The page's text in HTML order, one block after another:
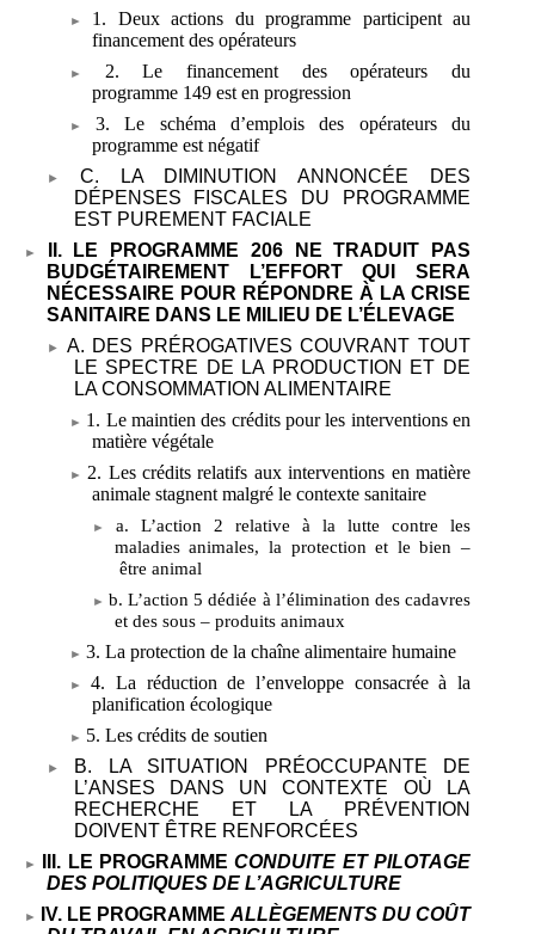
1. Deux actions du programme participent au
financement des opérateurs
2. Le financement des opérateurs du
programme 149 est en progression
3. Le schéma d’emplois des opérateurs du
programme est négatif
C. LA DIMINUTION ANNONCÉE DES
DÉPENSES FISCALES DU PROGRAMME
EST PUREMENT FACIALE
II. LE PROGRAMME
206 NE TRADUIT PAS
BUDGÉTAIREMENT L’EFFORT QUI SERA
NÉCESSAIRE POUR RÉPONDRE À LA CRISE
SANITAIRE DANS LE MILIEU DE L’ÉLEVAGE
A. DES PRÉROGATIVES COUVRANT TOUT
LE SPECTRE DE LA PRODUCTION ET DE
LA CONSOMMATION ALIMENTAIRE
1. Le maintien des crédits pour les interventions en
matière végétale
2. Les crédits relatifs aux interventions en matière
animale stagnent malgré le contexte sanitaire
a. L’action
2 relative à la lutte contre les
maladies animales, la protection et le bien –
être animal
b. L’action 5 dédiée à l’élimination des cadavres
et des sous – produits animaux
3. La protection de la chaîne alimentaire humaine
4. La réduction de l’enveloppe consacrée à la
planification écologique
5. Les crédits de soutien
B. LA SITUATION PRÉOCCUPANTE DE
L’ANSES DANS UN CONTEXTE OÙ LA
RECHERCHE ET LA PRÉVENTION
DOIVENT ÊTRE RENFORCÉES
III. LE PROGRAMMECONDUITE ET PILOTAGE
DES POLITIQUES DE L’AGRICULTURE
IV. LE PROGRAMMEALLÈGEMENTS DU COÛT